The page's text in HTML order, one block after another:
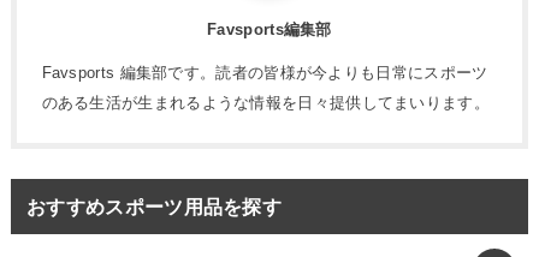
Favsports編集部
Favsports 編集部です。読者の皆様が今よりも日常にスポーツ
のある生活が生まれるような情報を日々提供してまいります。
おすすめスポーツ用品を探す